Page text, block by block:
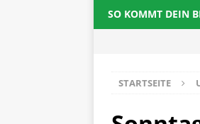
SO KOMMT DEIN
STARTSEITE